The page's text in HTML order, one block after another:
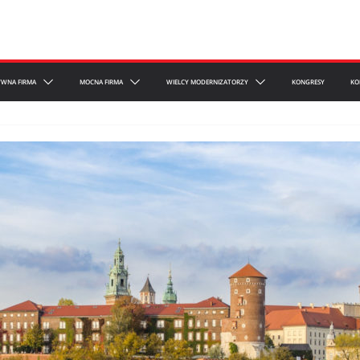
FIRMA MOCNA FIRMA WIELCY MODERNIZATORZY KONGRESY